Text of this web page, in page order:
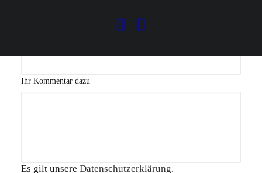
Ihr Kommentar dazu
Es gilt unsere Datenschutzerklärung.